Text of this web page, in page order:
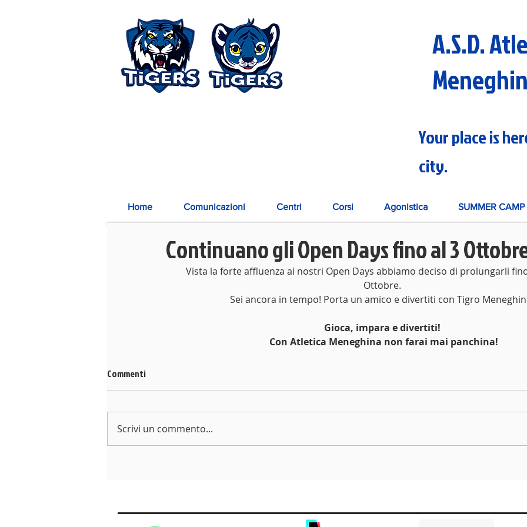
A.S.D.
Your place is
city.
Home Comunicazioni Centri Corsi Agonistica SUMMER
Continuano gli Open Days fino al 3
Ottobre.
Sei ancora in tempo! Porta un amico e divertiti con Tigro
Gioca, impara e divertiti!
Con Atletica Meneghina non farai mai panchina!
Commenti
Scrivi un commento...